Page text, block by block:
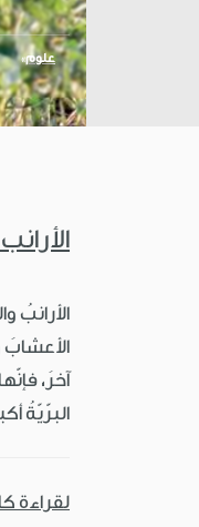
علوم
الأرانبُ
الأعشابَ
آخرَ،
البرّيّةُ
لقراءة